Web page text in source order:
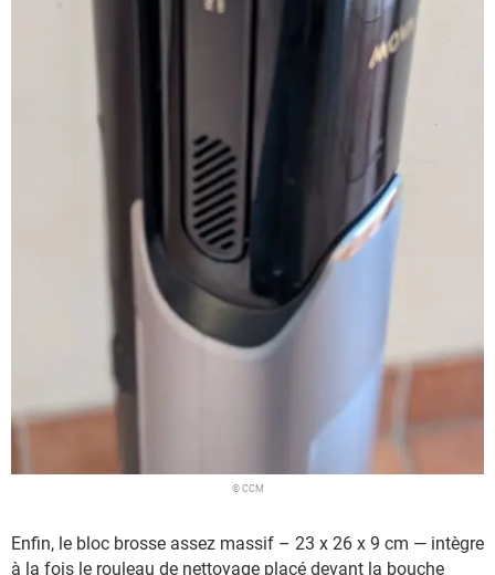
© CCM
Enfin, le bloc brosse assez massif – 23 x 26 x 9 cm — intègre
à la fois le rouleau de nettoyage placé devant la bouche